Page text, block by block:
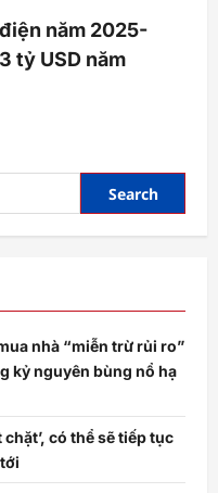
năm 2025-
tỷ USD năm
nhà “miễn trừ rủi ro”
kỷ nguyên bùng nổ hạ
có thể sẽ tiếp tục